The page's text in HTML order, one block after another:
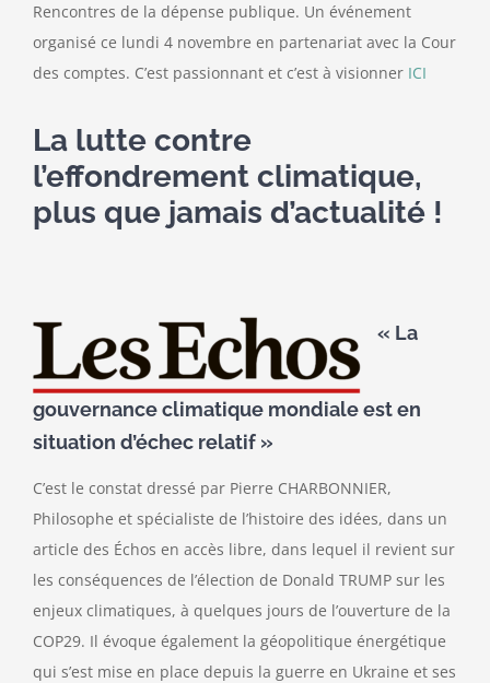
Rencontres de la dépense publique. Un événement
organisé ce lundi 4 novembre en partenariat avec la Cour
des comptes. C’est passionnant et c’est à visionner ICI
La lutte contre
l’effondrement climatique,
plus que jamais d’actualité !
« La
gouvernance climatique mondiale est en
situation d’échec relatif »
C’est le constat dressé par Pierre CHARBONNIER,
Philosophe et spécialiste de l’histoire des idées, dans un
article des Échos en accès libre, dans lequel il revient sur
les conséquences de l’élection de Donald TRUMP sur les
enjeux climatiques, à quelques jours de l’ouverture de la
COP29. Il évoque également la géopolitique énergétique
qui s’est mise en place depuis la guerre en Ukraine et ses